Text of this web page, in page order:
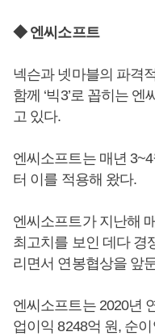
◆ 엔씨소프트
넥슨과 넷마블의 파격
함께 ‘빅3’로 꼽히는
고 있다.
엔씨소프트는 매년
터 이를 적용해 왔다.
엔씨소프트가 지난해
최고치를 보인 데다 경
리면서 연봉협상을 앞
엔씨소프트는 2020년
업이익 8248억 원, 순